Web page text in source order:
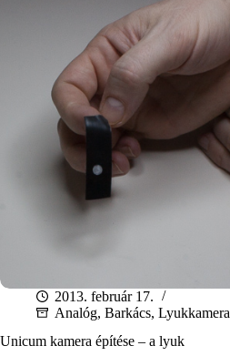
2013. február 17.
Analóg, Barkács, Lyukkamera
Unicum kamera építése – a lyuk